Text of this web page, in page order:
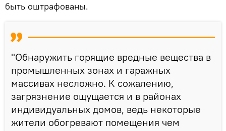
быть оштрафованы.
"Обнаружить горящие вредные вещества в
промышленных зонах и гаражных
массивах несложно. К сожалению,
загрязнение ощущается и в районах
индивидуальных домов, ведь некоторые
жители обогревают помещения чем